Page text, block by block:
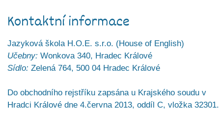
Kontaktní informace
Jazyková škola H.O.E. s.r.o. (House of English)
Učebny: Wonkova 340, Hradec Králové
Sídlo: Zelená 764, 500 04 Hradec Králové
Do obchodního rejstříku zapsána u Krajského soudu v
Hradci Králové dne 4.června 2013, oddíl C, vložka 32301.